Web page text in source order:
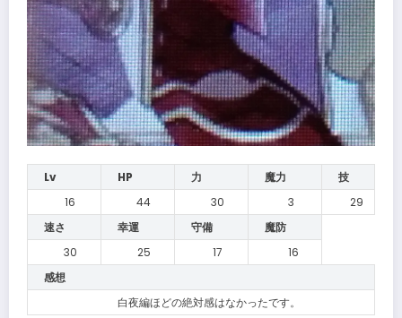
Lv HP 力 魔力
技
16
44 30 3
29
速さ
幸運 守備
魔防
30
25 17
16
感想
白夜編ほどの絶対感はなかったです。